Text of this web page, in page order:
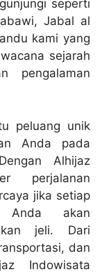
seperti
Jabal al
kami yang
sejarah
pengalaman
peluang unik
Anda pada
Alhijaz
perjalanan
jika setiap
Anda akan
jeli. Dari
dan
Indowisata